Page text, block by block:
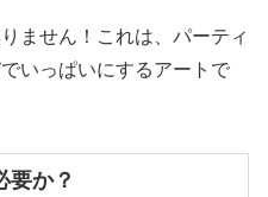
ません！これは、パーティ
いっぱいにするアートで
要か？